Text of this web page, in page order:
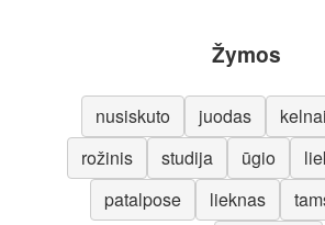
Žymos
nusiskuto juodas
rožinis
studija ūgio
patalpose
lieknas